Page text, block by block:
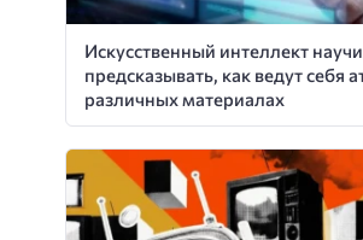
Искусственный интеллект
предсказывать, как ведут себя
различных материалах